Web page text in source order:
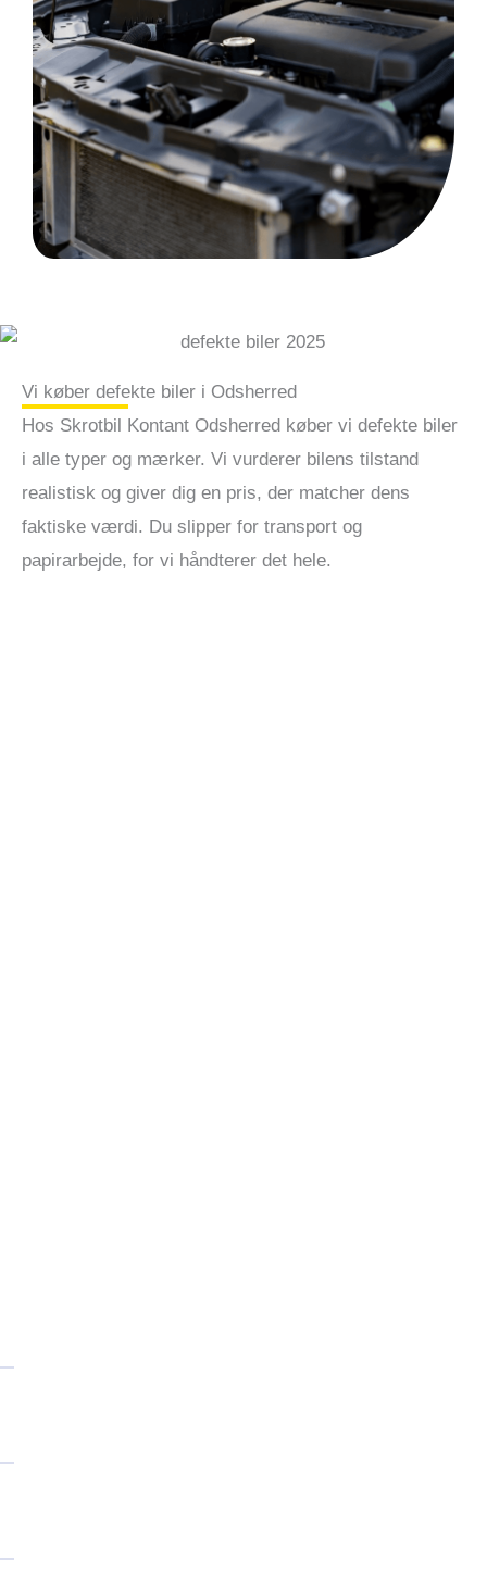
Vi køber defekte biler i Odsherred
Hos Skrotbil Kontant Odsherred køber vi defekte biler
i alle typer og mærker. Vi vurderer bilens tilstand
realistisk og giver dig en pris, der matcher dens
faktiske værdi. Du slipper for transport og
papirarbejde, for vi håndterer det hele.